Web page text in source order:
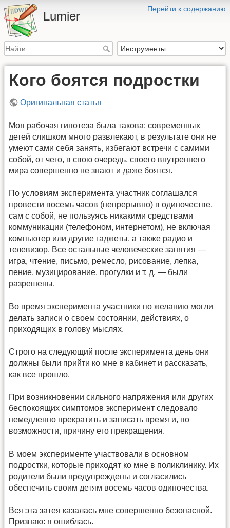
Перейти к содержанию
Lumier
Кого боятся подростки
Оригинальная статья
Моя рабочая гипотеза была такова: современных
детей слишком много развлекают, в результате они не
умеют сами себя занять, избегают встречи с самими
собой, от чего, в свою очередь, своего внутреннего
мира совершенно не знают и даже боятся.
По условиям эксперимента участник соглашался
провести восемь часов (непрерывно) в одиночестве,
сам с собой, не пользуясь никакими средствами
коммуникации (телефоном, интернетом), не включая
компьютер или другие гаджеты, а также радио и
телевизор. Все остальные человеческие занятия —
игра, чтение, письмо, ремесло, рисование, лепка,
пение, музицирование, прогулки и т. д. — были
разрешены.
Во время эксперимента участники по желанию могли
делать записи о своем состоянии, действиях, о
приходящих в голову мыслях.
Строго на следующий после эксперимента день они
должны были прийти ко мне в кабинет и рассказать,
как все прошло.
При возникновении сильного напряжения или других
беспокоящих симптомов эксперимент следовало
немедленно прекратить и записать время и, по
возможности, причину его прекращения.
В моем эксперименте участвовали в основном
подростки, которые приходят ко мне в поликлинику. Их
родители были предупреждены и согласились
обеспечить своим детям восемь часов одиночества.
Вся эта затея казалась мне совершенно безопасной.
Признаю: я ошиблась.